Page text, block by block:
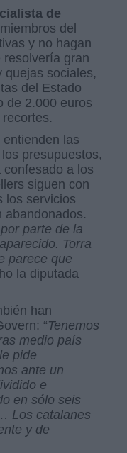
de
del
y no hagan
resolvería gran
quejas sociales,
del Estado
de 2.000 euros
entienden las
presupuestos,
confesado a los
siguen con
los servicios
abandonados.
parte de la
Torra
parece que
la diputada
han
“Tenemos
medio país
pide
ante un
e
en sólo seis
Los catalanes
y de